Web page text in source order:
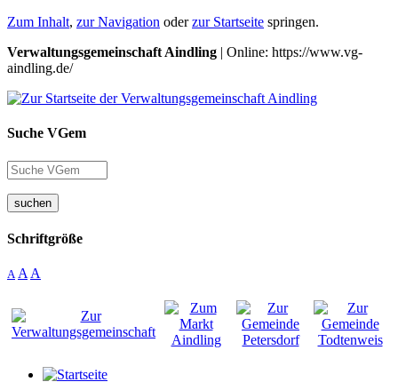
Zum Inhalt, zur Navigation oderzur Startseite springen.
Verwaltungsgemeinschaft Aindling | Online: https://www.vg-
aindling.de/
Suche VGem
suchen
Schriftgröße
A A A